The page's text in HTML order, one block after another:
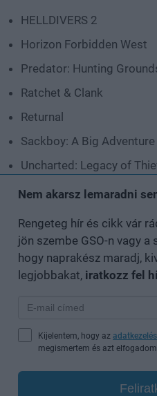
HELLDIVERS 2
Horizon Forbidden West
Predator: Hunting
Ratchet & Clank
Returnal
Sackboy: A Big Adventure
Uncharted: Legacy of
Nem akarsz lemaradni
Rengeteg hír és cikk vár
jön szembe GSO-n vagy
hogy naprakész maradj,
legjobbakat, iratkozz fel
Kijelentem, hogy az
megismertem és azt